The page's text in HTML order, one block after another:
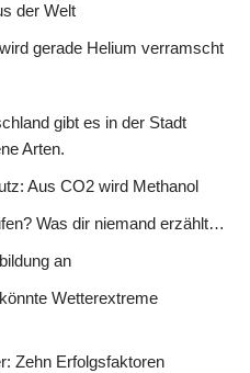
der Welt
gerade Helium verramscht
gibt es in der Stadt
Arten.
Aus CO2 wird Methanol
Was dir niemand erzählt…
an
Wetterextreme
Zehn Erfolgsfaktoren